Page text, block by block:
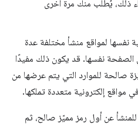
ذلك، يُطلب منك مرة أخرى
نفسها لمواقع منشأ مختلفة عدة
نفسها. قد يكون ذلك مفيدًا
صالحة للموارد التي يتم عرضها من
مواقع إلكترونية متعددة تملكها.
عن أول رمز مميّز صالح، ثم